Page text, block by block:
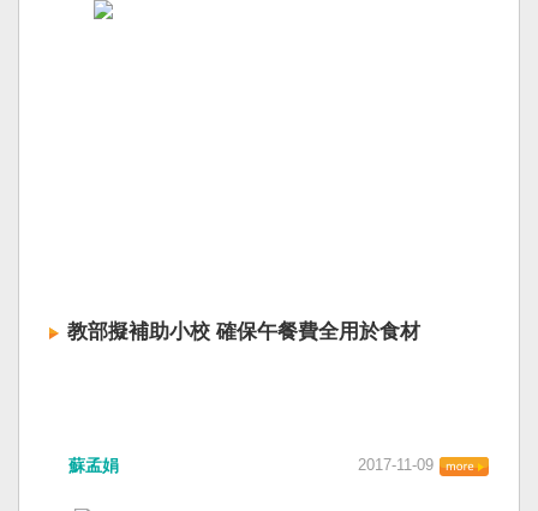
教部擬補助小校 確保午餐費全用於食材
蘇孟娟 2017-11-09